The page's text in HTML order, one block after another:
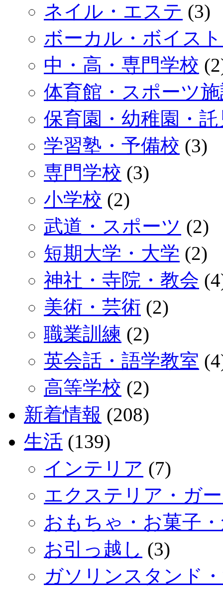
ネイル・エステ (3)
ボーカル・ボイス
中・高・専門学校
体育館・スポーツ
保育園・幼稚園・
学習塾・予備校 (3)
専門学校 (3)
小学校 (2)
武道・スポーツ (2)
短期大学・大学 (2)
神社・寺院・教会
美術・芸術 (2)
職業訓練 (2)
英会話・語学教室
高等学校 (2)
新着情報 (208)
生活 (139)
インテリア (7)
エクステリア・ガ
おもちゃ・お菓子
お引っ越し (3)
ガソリンスタンド